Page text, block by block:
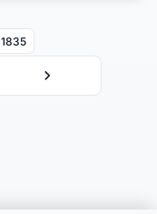
1835